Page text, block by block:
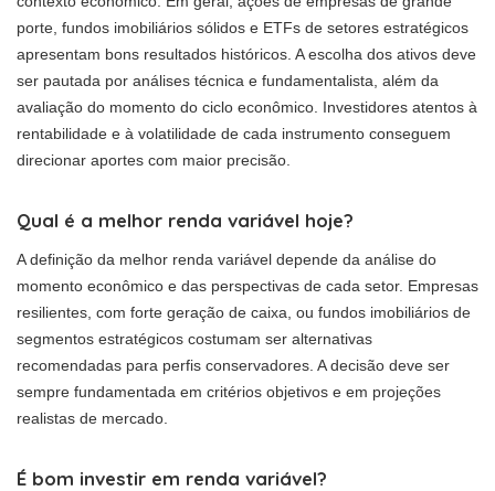
porte, fundos imobiliários sólidos e ETFs de setores estratégicos
apresentam bons resultados históricos. A escolha dos ativos deve
ser pautada por análises técnica e fundamentalista, além da
avaliação do momento do ciclo econômico. Investidores atentos à
rentabilidade e à volatilidade de cada instrumento conseguem
direcionar aportes com maior precisão.
Qual é a melhor renda variável hoje?
A definição da melhor renda variável depende da análise do
momento econômico e das perspectivas de cada setor. Empresas
resilientes, com forte geração de caixa, ou fundos imobiliários de
segmentos estratégicos costumam ser alternativas
recomendadas para perfis conservadores. A decisão deve ser
sempre fundamentada em critérios objetivos e em projeções
realistas de mercado.
É bom investir em renda variável?